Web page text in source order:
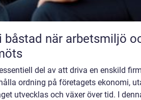
och
del av att driva en enskild
ordning på företagets ekonomi,
utvecklas och växer över tid. I